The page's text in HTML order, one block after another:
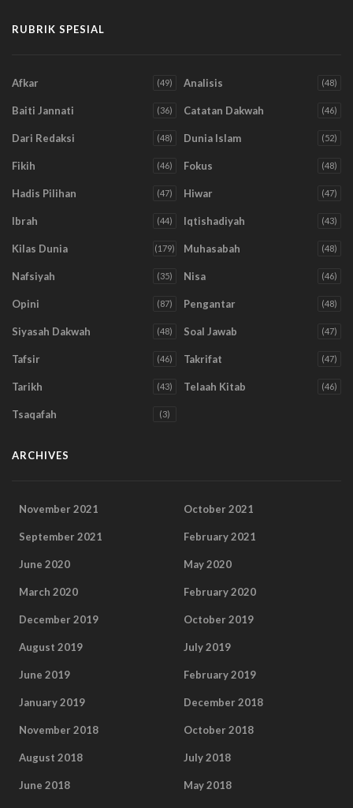
RUBRIK SPESIAL
Afkar (49) Analisis (48)
Baiti Jannati (36) Catatan Dakwah (46)
Dari Redaksi (48) Dunia Islam (52)
Fikih (46) Fokus (48)
Hadis Pilihan (47) Hiwar (47)
Ibrah (44) Iqtishadiyah (43)
Kilas Dunia (179) Muhasabah (48)
Nafsiyah (35) Nisa (46)
Opini (87) Pengantar (48)
Siyasah Dakwah (48) Soal Jawab (47)
Tafsir (46) Takrifat (47)
Tarikh (43) Telaah Kitab (46)
Tsaqafah (3)
ARCHIVES
November 2021 October 2021
September 2021 February 2021
June 2020 May 2020
March 2020 February 2020
December 2019 October 2019
August 2019 July 2019
June 2019 February 2019
January 2019 December 2018
November 2018 October 2018
August 2018 July 2018
June 2018 May 2018